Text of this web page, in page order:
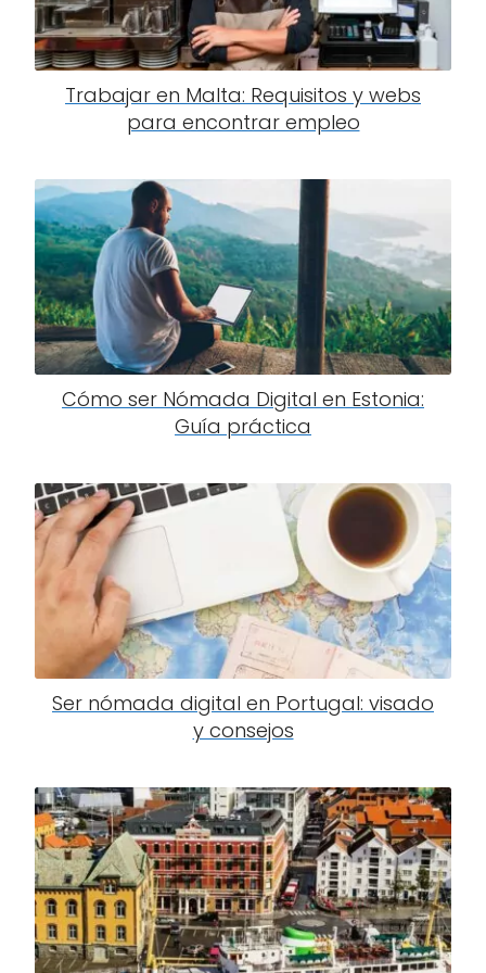
Trabajar en Malta: Requisitos y webs
para encontrar empleo
Cómo ser Nómada Digital en Estonia:
Guía práctica
Ser nómada digital en Portugal: visado
y consejos